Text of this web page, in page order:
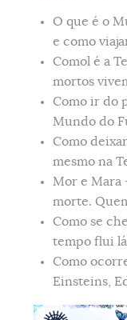
O que é o
e como
Comol é a
mortos
Como ir do
Mundo do
Como
mesmo na
Mor e Mara
morte.
Como se
tempo flui
Como
Einsteins,